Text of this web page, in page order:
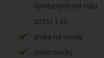
vyrobených od roku
2021) 1 ks
Jímka na sondy
Elektronický